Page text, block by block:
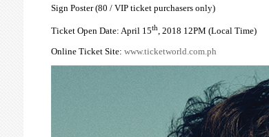
Sign Poster (80 / VIP ticket purchasers only)
Ticket Open Date: April 15th, 2018 12PM (Local Time)
Online Ticket Site: www.ticketworld.com.ph